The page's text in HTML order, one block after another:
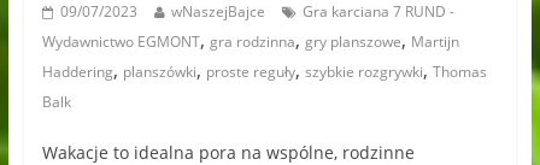
09/07/2023 wNaszejBajce
Gra karciana 7 RUND -
Wydawnictwo EGMONT, gra rodzinna, gry planszowe, Martijn
Haddering, planszówki, proste reguły, szybkie rozgrywki, Thomas
Balk
Wakacje to idealna pora na wspólne, rodzinne